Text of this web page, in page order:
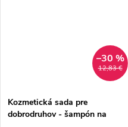
12,83 €
–30 %
Kozmetická sada pre
dobrodruhov - šampón na